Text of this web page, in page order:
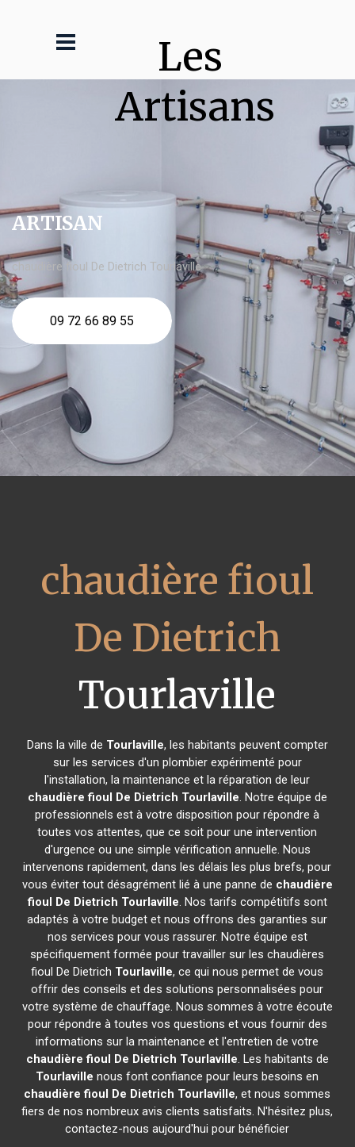
Les
Artisans
ARTISAN
chaudière fioul De Dietrich Tourlaville
09 72 66 89 55
chaudière fioul
De Dietrich
Tourlaville
Dans la ville de Tourlaville, les habitants peuvent compter
sur les services d'un plombier expérimenté pour
l'installation, la maintenance et la réparation de leur
chaudière fioul De Dietrich Tourlaville. Notre équipe de
professionnels est à votre disposition pour répondre à
toutes vos attentes, que ce soit pour une intervention
d'urgence ou une simple vérification annuelle. Nous
intervenons rapidement, dans les délais les plus brefs, pour
vous éviter tout désagrément lié à une panne de chaudière
fioul De Dietrich Tourlaville. Nos tarifs compétitifs sont
adaptés à votre budget et nous offrons des garanties sur
nos services pour vous rassurer. Notre équipe est
spécifiquement formée pour travailler sur les chaudières
fioul De Dietrich Tourlaville, ce qui nous permet de vous
offrir des conseils et des solutions personnalisées pour
votre système de chauffage. Nous sommes à votre écoute
pour répondre à toutes vos questions et vous fournir des
informations sur la maintenance et l'entretien de votre
chaudière fioul De Dietrich Tourlaville. Les habitants de
Tourlaville nous font confiance pour leurs besoins en
chaudière fioul De Dietrich Tourlaville, et nous sommes
fiers de nos nombreux avis clients satisfaits. N'hésitez plus,
contactez-nous aujourd'hui pour bénéficier